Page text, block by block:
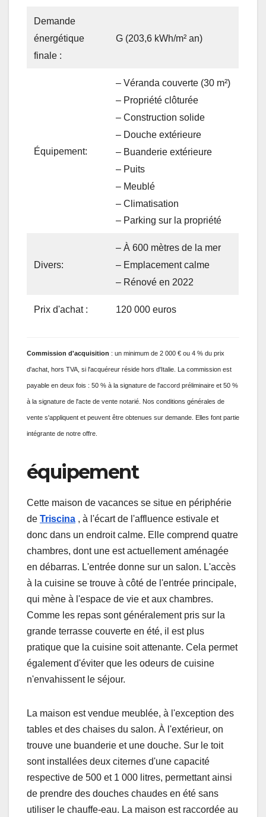
Demande
énergétique
finale :
G (203,6 kWh/m² an)
Équipement:
– Véranda couverte (30 m²)
– Propriété clôturée
– Construction solide
– Douche extérieure
– Buanderie extérieure
– Puits
– Meublé
– Climatisation
– Parking sur la propriété
Divers:
– À 600 mètres de la mer
– Emplacement calme
– Rénové en 2022
Prix ​​d'achat : 120 000 euros
Commission d'acquisition : un minimum de 2 000 € ou 4 % du prix
d'achat, hors TVA, si l'acquéreur réside hors d'Italie. La commission est
payable en deux fois : 50 % à la signature de l'accord préliminaire et 50 %
à la signature de l'acte de vente notarié. Nos conditions générales de
vente s'appliquent et peuvent être obtenues sur demande. Elles font partie
intégrante de notre offre.
équipement
Cette maison de vacances se situe en périphérie
de Triscina , à l'écart de l'affluence estivale et
donc dans un endroit calme. Elle comprend quatre
chambres, dont une est actuellement aménagée
en débarras. L'entrée donne sur un salon. L'accès
à la cuisine se trouve à côté de l'entrée principale,
qui mène à l'espace de vie et aux chambres.
Comme les repas sont généralement pris sur la
grande terrasse couverte en été, il est plus
pratique que la cuisine soit attenante. Cela permet
également d'éviter que les odeurs de cuisine
n'envahissent le séjour.
La maison est vendue meublée, à l'exception des
tables et des chaises du salon. À l'extérieur, on
trouve une buanderie et une douche. Sur le toit
sont installées deux citernes d'une capacité
respective de 500 et 1 000 litres, permettant ainsi
de prendre des douches chaudes en été sans
utiliser le chauffe-eau. La maison est raccordée au